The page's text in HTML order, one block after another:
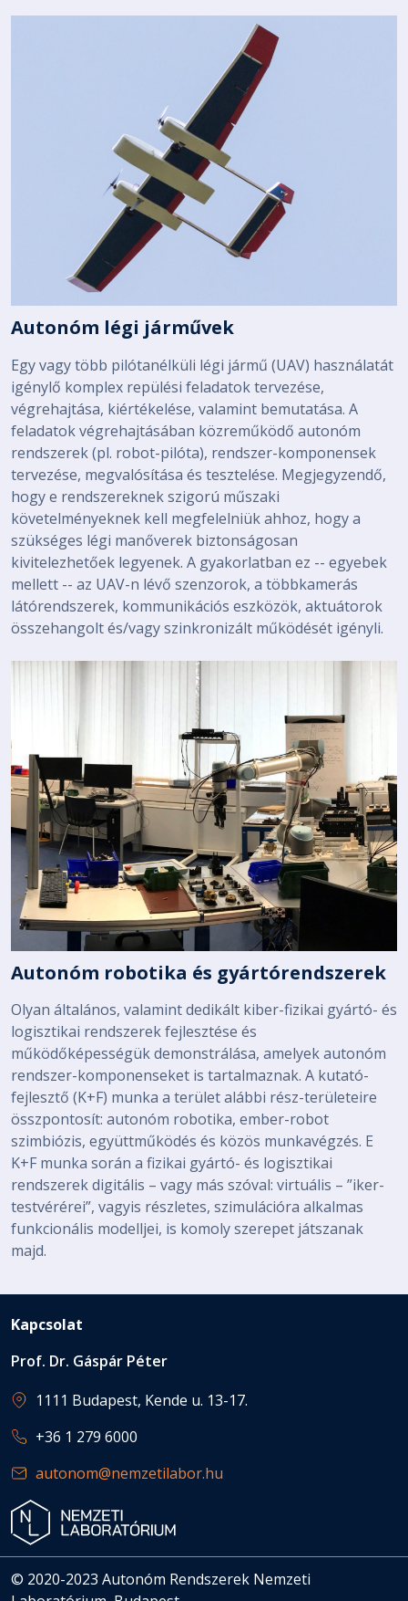
Autonóm légi járművek
Egy vagy több pilótanélküli légi jármű (UAV) használatát
igénylő komplex repülési feladatok tervezése,
végrehajtása, kiértékelése, valamint bemutatása. A
feladatok végrehajtásában közreműködő autonóm
rendszerek (pl. robot-pilóta), rendszer-komponensek
tervezése, megvalósítása és tesztelése. Megjegyzendő,
hogy e rendszereknek szigorú műszaki
követelményeknek kell megfelelniük ahhoz, hogy a
szükséges légi manőverek biztonságosan
kivitelezhetőek legyenek. A gyakorlatban ez -- egyebek
mellett -- az UAV-n lévő szenzorok, a többkamerás
látórendszerek, kommunikációs eszközök, aktuátorok
összehangolt és/vagy szinkronizált működését igényli.
Autonóm robotika és gyártórendszerek
Olyan általános, valamint dedikált kiber-fizikai gyártó- és
logisztikai rendszerek fejlesztése és
működőképességük demonstrálása, amelyek autonóm
rendszer-komponenseket is tartalmaznak. A kutató-
fejlesztő (K+F) munka a terület alábbi rész-területeire
összpontosít: autonóm robotika, ember-robot
szimbiózis, együttműködés és közös munkavégzés. E
K+F munka során a fizikai gyártó- és logisztikai
rendszerek digitális – vagy más szóval: virtuális – ”iker-
testvérérei”, vagyis részletes, szimulációra alkalmas
funkcionális modelljei, is komoly szerepet játszanak
majd.
Kapcsolat
Prof. Dr. Gáspár Péter
1111 Budapest, Kende u. 13-17.
+36 1 279 6000
autonom@nemzetilabor.hu
© 2020-2023 Autonóm Rendszerek Nemzeti